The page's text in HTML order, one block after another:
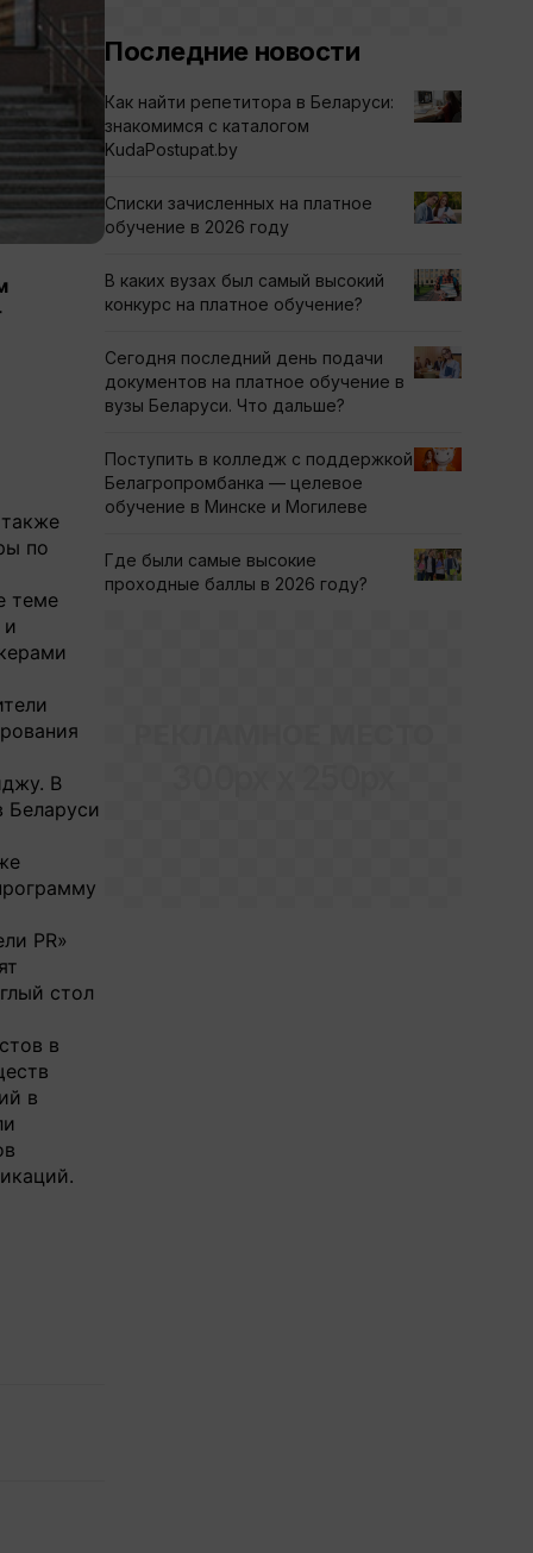
по
теме
В
Беларуси
PR»
стол
в
в
Последние новости
Как найти репетитора в Беларуси:
знакомимся с каталогом
KudaPostupat.by
Списки зачисленных на платное
обучение в 2026 году
В каких вузах был самый высокий
конкурс на платное обучение?
Сегодня последний день подачи
документов на платное обучение в
вузы Беларуси. Что дальше?
Поступить в колледж с поддержкой
Белагропромбанка — целевое
обучение в Минске и Могилеве
Где были самые высокие
проходные баллы в 2026 году?